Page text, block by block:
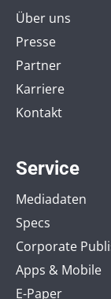
Über uns
Presse
Partner
Karriere
Kontakt
Service
Mediadaten
Specs
Corporate
Apps & Mobile
E-Paper